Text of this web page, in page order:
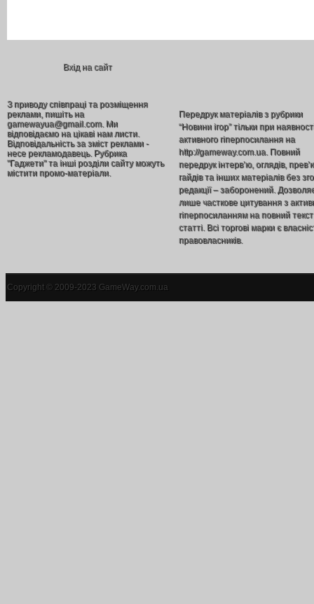
Вхід на сайт
З приводу співпраці та розміщення
реклами, пишіть на
gamewayua@gmail.com. Ми
відповідаємо на цікаві нам листи.
Відповідальність за зміст реклами -
несе рекламодавець. Рубрика
"Гаджети" та інші розділи сайту можуть
містити промо-матеріали.
Передрук матеріалів з рубрики
“Новини ігор” тільки при
активного гіперпосилання на
http://gameway.com.ua. Повний
передрук інтерв’ю, оглядів,
гайдів та інших матеріалів без
редакції – заборонений.
лише часткове цитування з
гіперпосиланням на повний текст
статті. Всі торгові марки є
правовласників.
Copyright © 2009-2023 GameWay.com.ua